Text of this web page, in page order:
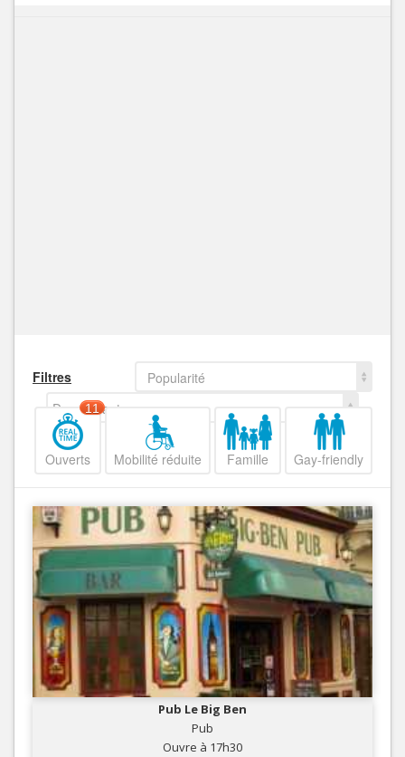
Filtres
Popularité
Decroissant
Ouverts
11
Mobilité réduite Famille Gay-friendly
Pub Le Big Ben
Pub
Ouvre à 17h30